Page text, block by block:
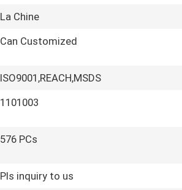
La Chine
Can Customized
ISO9001,REACH,MSDS
1101003
576 PCs
Pls inquiry to us